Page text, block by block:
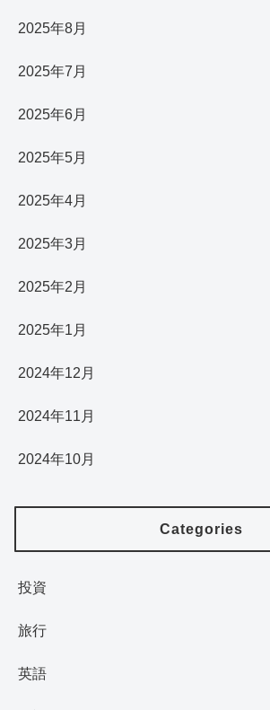
2025年8月
2025年7月
2025年6月
2025年5月
2025年4月
2025年3月
2025年2月
2025年1月
2024年12月
2024年11月
2024年10月
Categories
投資
旅行
英語